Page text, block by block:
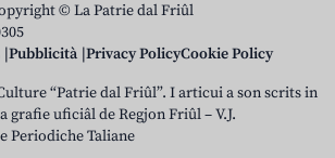
© La Patrie dal Friûl
Pubblicità Privacy PolicyCookie Policy
“Patrie dal Friûl”. I articui a son scrits in
grafie uficiâl de Regjon Friûl – V.J.
Periodiche Taliane